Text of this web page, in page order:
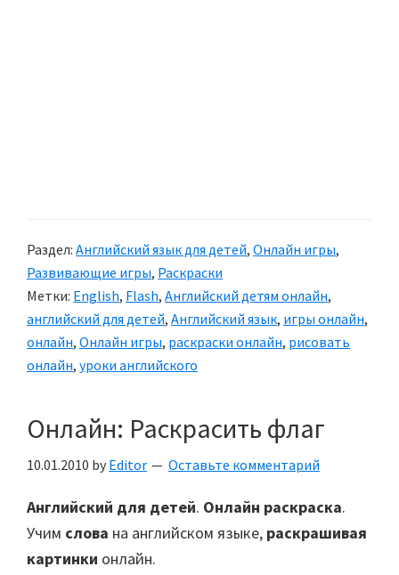
Раздел: Английский язык для детей, Онлайн игры,
Развивающие игры, Раскраски
Метки: English, Flash, Английский детям онлайн,
английский для детей, Английский язык, игры онлайн,
онлайн, Онлайн игры, раскраски онлайн, рисовать
онлайн, уроки английского
Онлайн: Раскрасить флаг
10.01.2010 by Editor Оставьте комментарий
Английский для детей. Онлайн раскраска.
Учим слова на английском языке, раскрашивая
картинки онлайн.